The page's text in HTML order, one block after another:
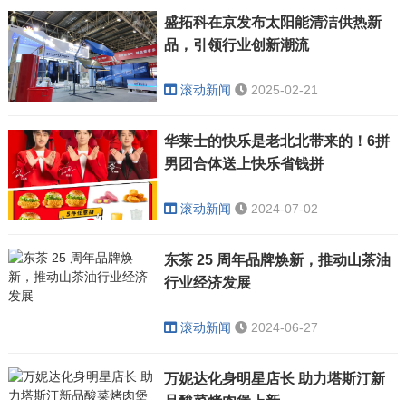
盛拓科在京发布太阳能清洁供热新
品，引领行业创新潮流
滚动新闻 2025-02-21
华莱士的快乐是老北北带来的！6拼
男团合体送上快乐省钱拼
滚动新闻 2024-07-02
东茶 25 周年品牌焕新，推动山茶油
行业经济发展
滚动新闻 2024-06-27
万妮达化身明星店长 助力塔斯汀新